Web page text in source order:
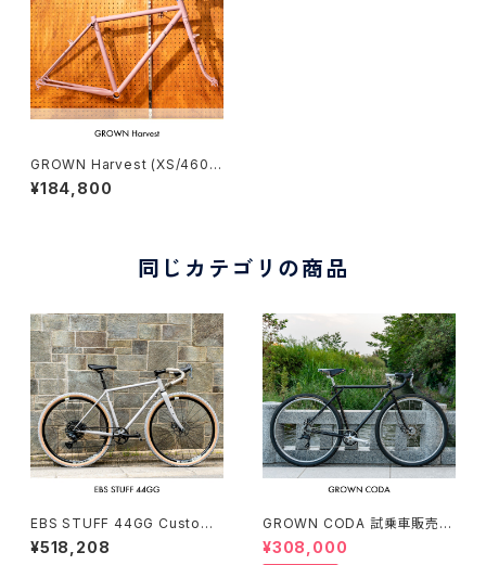
GROWN Harvest (XS/460)
Stock frame order (deposi
t)
¥184,800
同じカテゴリの商品
EBS STUFF 44GG Custom
complete bike（162-172c
m）
¥518,208
GROWN CODA 試乗車販売（1
66-174cm）
¥308,000